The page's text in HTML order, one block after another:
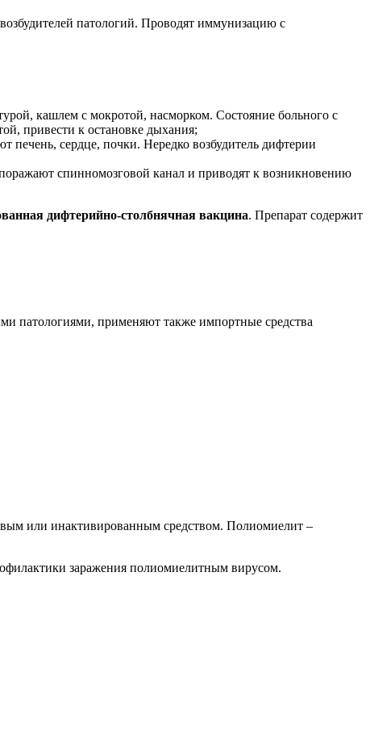
патологий. Проводят иммунизацию с
кашлем с мокротой, насморком. Состояние больного с
привести к остановке дыхания;
печень, сердце, почки. Нередко возбудитель дифтерии
спинномозговой канал и приводят к возникновению
дифтерийно-столбнячная вакцина. Препарат содержит
патологиями, применяют также импортные средства
или инактивированным средством. Полиомиелит –
заражения полиомиелитным вирусом.